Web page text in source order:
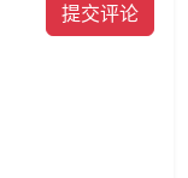
提交评论